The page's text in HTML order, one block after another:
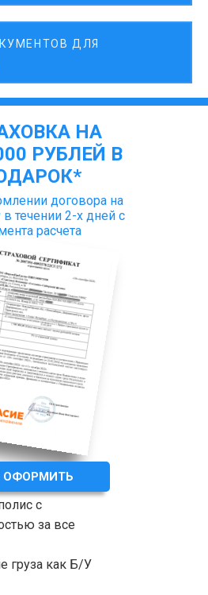
ДЛЯ
НА
РУБЛЕЙ В
договора на
течении 2-х дней с
расчета
с
за все
груза как Б/У
ОФОРМИТЬ